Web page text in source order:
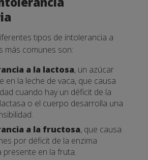
tipos de intolerancia a
más comunes son:
a la lactosa, un azúcar
en la leche de vaca, que causa
cuando hay un déficit de la
o el cuerpo desarrolla una
a la fructosa, que causa
por déficit de la enzima
presente en la fruta.